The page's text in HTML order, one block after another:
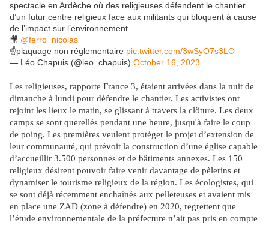
spectacle en Ardèche où des religieuses défendent le chantier
d’un futur centre religieux face aux militants qui bloquent à cause
de l’impact sur l’environnement.
🎥 @ferro_nicolas
☝️plaquage non réglementaire pic.twitter.com/3wSyO7s3LO
— Léo Chapuis (@leo_chapuis) October 16, 2023
Les religieuses, rapporte France 3, étaient arrivées dans la nuit de
dimanche à lundi pour défendre le chantier. Les activistes ont
rejoint les lieux le matin, se glissant à travers la clôture. Les deux
camps se sont querellés pendant une heure, jusqu'à faire le coup
de poing. Les premières veulent protéger le projet d’extension de
leur communauté, qui prévoit la construction d’une église capable
d’accueillir 3.500 personnes et de bâtiments annexes. Les 150
religieux désirent pouvoir faire venir davantage de pèlerins et
dynamiser le tourisme religieux de la région. Les écologistes, qui
se sont déjà récemment enchaînés aux pelleteuses et avaient mis
en place une ZAD (zone à défendre) en 2020, regrettent que
l’étude environnementale de la préfecture n’ait pas pris en compte